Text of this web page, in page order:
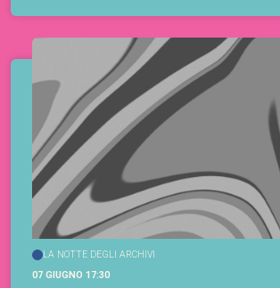
LA NOTTE DEGLI ARCHIVI
07 GIUGNO 17:30